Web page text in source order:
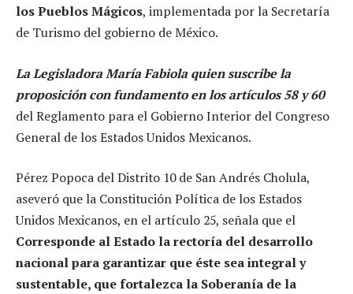
los Pueblos Mágicos, implementada por la Secretaría
de Turismo del gobierno de México.
La Legisladora María Fabiola quien suscribe la
proposición con fundamento en los artículos 58 y 60
del Reglamento para el Gobierno Interior del Congreso
General de los Estados Unidos Mexicanos.
Pérez Popoca del Distrito 10 de San Andrés Cholula,
aseveró que la Constitución Política de los Estados
Unidos Mexicanos, en el artículo 25, señala que el
Corresponde al Estado la rectoría del desarrollo
nacional para garantizar que éste sea integral y
sustentable, que fortalezca la Soberanía de la